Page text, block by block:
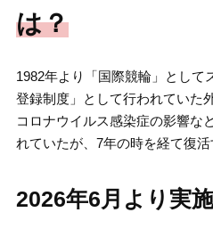
は？
1982年より「国際競輪」として
登録制度」として行われていた
コロナウイルス感染症の影響な
れていたが、7年の時を経て復活
2026年6月より実施